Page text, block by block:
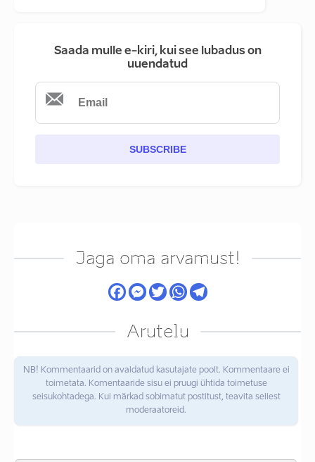
Saada mulle e-kiri, kui see lubadus on
uuendatud
SUBSCRIBE
Jaga oma arvamust!
Arutelu
NB! Kommentaarid on avaldatud kasutajate poolt. Kommentaare ei
toimetata. Komentaaride sisu ei pruugi ühtida toimetuse
seisukohtadega. Kui märkad sobimatut postitust, teavita sellest
moderaatoreid.